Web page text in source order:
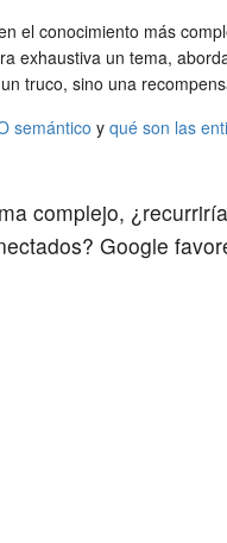
el conocimiento más
exhaustiva un tema,
truco, sino una
semántico y qué son las
complejo,
Google